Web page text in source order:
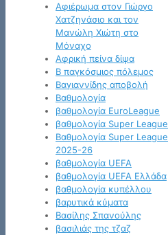
Αφιέρωμα στον Γιώργο
Χατζηνάσιο και τον
Μανώλη Χιώτη στο
Μόναχο
Αφρική πείνα δίψα
Β παγκόσμιος πόλεμος
Βαγιαννίδης αποβολή
Βαθμολογία
βαθμολογία EuroLeague
βαθμολογία Super League
Βαθμολογία Super League
2025-26
βαθμολογία UEFA
βαθμολογία UEFA Ελλάδα
βαθμολογία κυπέλλου
βαρυτικά κύματα
Βασίλης Σπανούλης
βασιλιάς της τζαζ